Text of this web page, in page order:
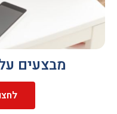
מבצעים